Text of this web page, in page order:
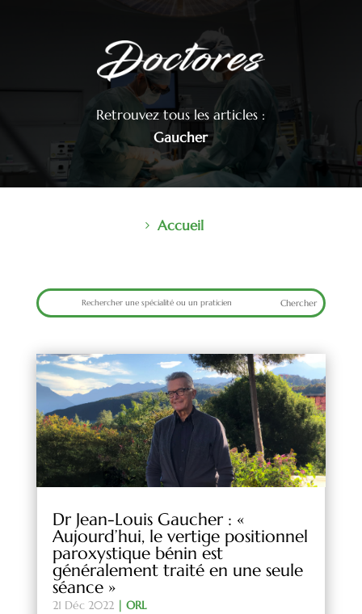
Retrouvez tous les articles :
Gaucher
Accueil
Dr Jean-Louis Gaucher : «
Aujourd’hui, le vertige positionnel
paroxystique bénin est
généralement traité en une seule
séance »
21 Déc 2022| ORL